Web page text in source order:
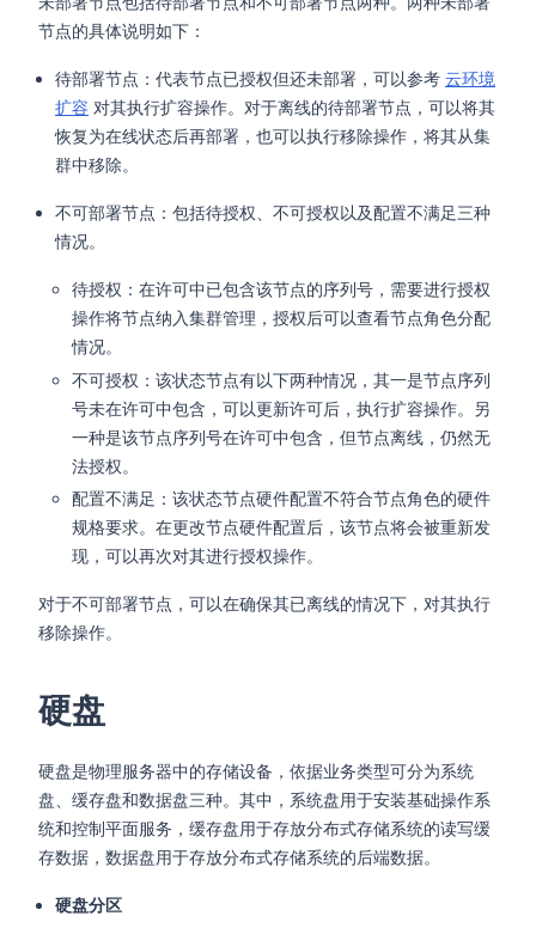
节点的具体说明如下：
待部署节点：代表节点已授权但还未部署，可以参考 云环境
扩容 对其执行扩容操作。对于离线的待部署节点，可以将其
恢复为在线状态后再部署，也可以执行移除操作，将其从集
群中移除。
不可部署节点：包括待授权、不可授权以及配置不满足三种
情况。
待授权：在许可中已包含该节点的序列号，需要进行授权
操作将节点纳入集群管理，授权后可以查看节点角色分配
情况。
不可授权：该状态节点有以下两种情况，其一是节点序列
号未在许可中包含，可以更新许可后，执行扩容操作。另
一种是该节点序列号在许可中包含，但节点离线，仍然无
法授权。
配置不满足：该状态节点硬件配置不符合节点角色的硬件
规格要求。在更改节点硬件配置后，该节点将会被重新发
现，可以再次对其进行授权操作。
对于不可部署节点，可以在确保其已离线的情况下，对其执行
移除操作。
硬盘
硬盘是物理服务器中的存储设备，依据业务类型可分为系统
盘、缓存盘和数据盘三种。其中，系统盘用于安装基础操作系
统和控制平面服务，缓存盘用于存放分布式存储系统的读写缓
存数据，数据盘用于存放分布式存储系统的后端数据。
硬盘分区